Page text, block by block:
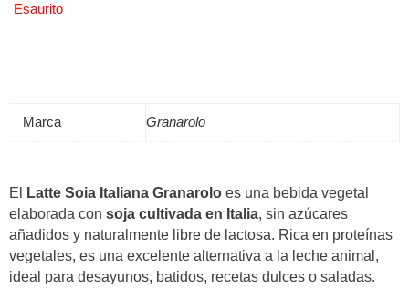
Esaurito
Marca Granarolo
El Latte Soia Italiana Granarolo es una bebida vegetal
elaborada con soja cultivada en Italia, sin azúcares
añadidos y naturalmente libre de lactosa. Rica en proteínas
vegetales, es una excelente alternativa a la leche animal,
ideal para desayunos, batidos, recetas dulces o saladas.